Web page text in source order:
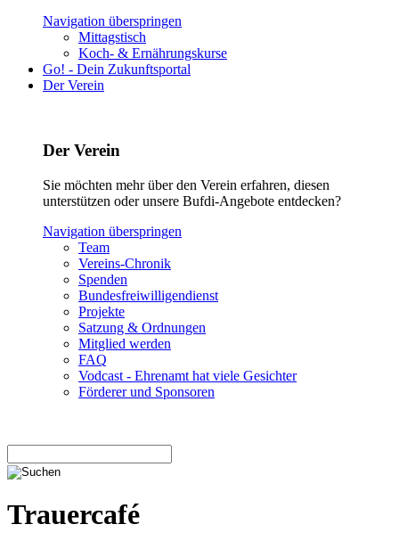
Navigation überspringen
Mittagstisch
Koch- & Ernährungskurse
Go! - Dein Zukunftsportal
Der Verein
Der Verein
Sie möchten mehr über den Verein erfahren, diesen
unterstützen oder unsere Bufdi-Angebote entdecken?
Navigation überspringen
Team
Vereins-Chronik
Spenden
Bundesfreiwilligendienst
Projekte
Satzung & Ordnungen
Mitglied werden
FAQ
Vodcast - Ehrenamt hat viele Gesichter
Förderer und Sponsoren
Trauercafé